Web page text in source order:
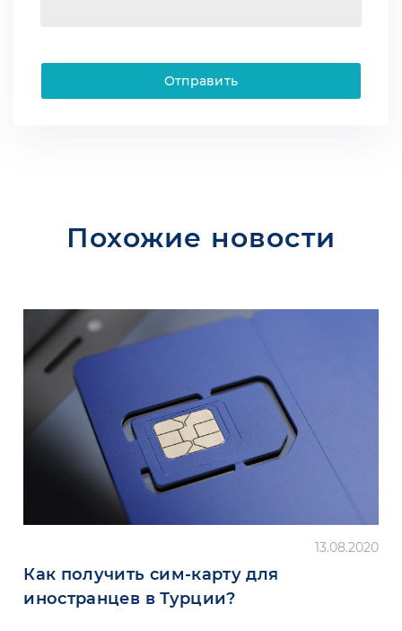
Отправить
Похожие новости
13.08.2020
Как получить сим-карту для
иностранцев в Турции?